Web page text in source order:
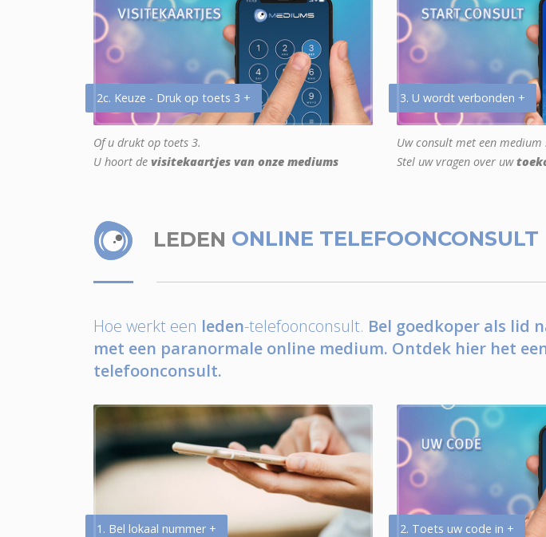
2c. Keuze - Druk op toets 3 +
Of u drukt op toets 3.
U hoort de visitekaartjes van onze mediums
3. U wordt verbonden +
Uw consult met een medium
Stel uw vragen over uw
LEDEN ONLINE TELEFOONCONSULT
Hoe werkt een leden-telefoonconsult. Bel goedkoper als lid
met een paranormale online medium. Ontdek hier het
telefoonconsult.
1. Bel lokaal nummer + 2. Toets uw code in +